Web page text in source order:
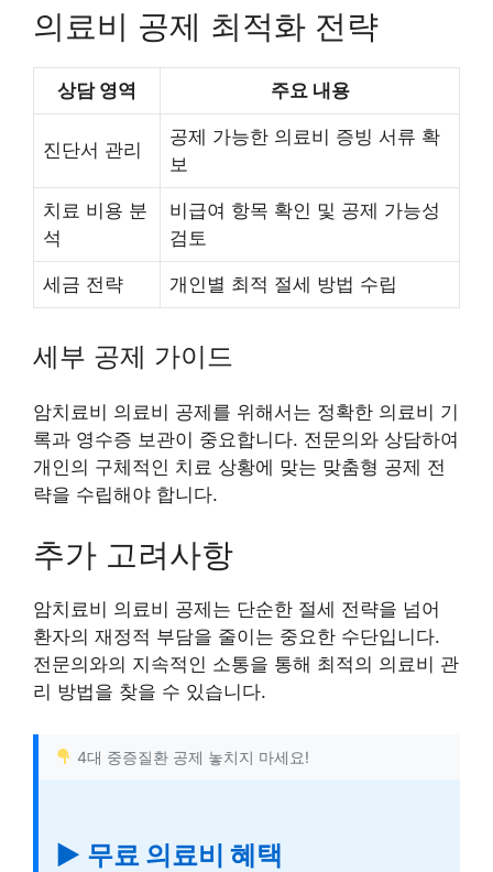
의료비 공제 최적화 전략
상담 영역 주요 내용
진단서 관리
공제 가능한 의료비 증빙 서류 확
보
치료 비용 분
석
비급여 항목 확인 및 공제 가능성
검토
세금 전략 개인별 최적 절세 방법 수립
세부 공제 가이드
암치료비 의료비 공제를 위해서는 정확한 의료비 기
록과 영수증 보관이 중요합니다. 전문의와 상담하여
개인의 구체적인 치료 상황에 맞는 맞춤형 공제 전
략을 수립해야 합니다.
추가 고려사항
암치료비 의료비 공제는 단순한 절세 전략을 넘어
환자의 재정적 부담을 줄이는 중요한 수단입니다.
전문의와의 지속적인 소통을 통해 최적의 의료비 관
리 방법을 찾을 수 있습니다.
4대 중증질환 공제 놓치지 마세요!
▶ 무료 의료비 혜택